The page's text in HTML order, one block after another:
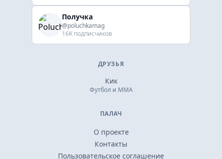
Получка
@poluchkamag
16K подписчиков
ДРУЗЬЯ
Кик
Футбол и ММА
ПАЛАЧ
О проекте
Контакты
Пользовательское соглашение